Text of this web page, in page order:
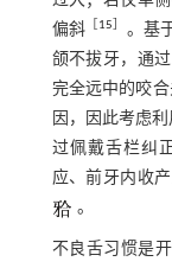
偏斜
15
。基
颌不拔牙，通
完全远中的咬
因，因此考虑
过佩戴舌栏纠
应、前牙内收
。
不良舌习惯是开